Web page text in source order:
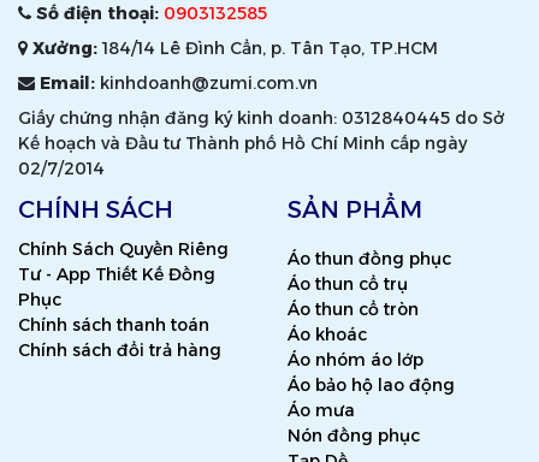
Số điện thoại: 0903132585
Xưởng:184/14 Lê Đình Cẩn, p. Tân Tạo, TP.HCM
Email: kinhdoanh@zumi.com.vn
Giấy chứng nhận đăng ký kinh doanh: 0312840445 do Sở
Kế hoạch và Đầu tư Thành phố Hồ Chí Minh cấp ngày
02/7/2014
CHÍNH SÁCH
Chính Sách Quyền Riêng
Tư - App Thiết Kế Đồng
Phục
Chính sách thanh toán
Chính sách đổi trả hàng
SẢN PHẨM
Áo thun đồng phục
Áo thun cổ trụ
Áo thun cổ tròn
Áo khoác
Áo nhóm áo lớp
Áo bảo hộ lao động
Áo mưa
Nón đồng phục